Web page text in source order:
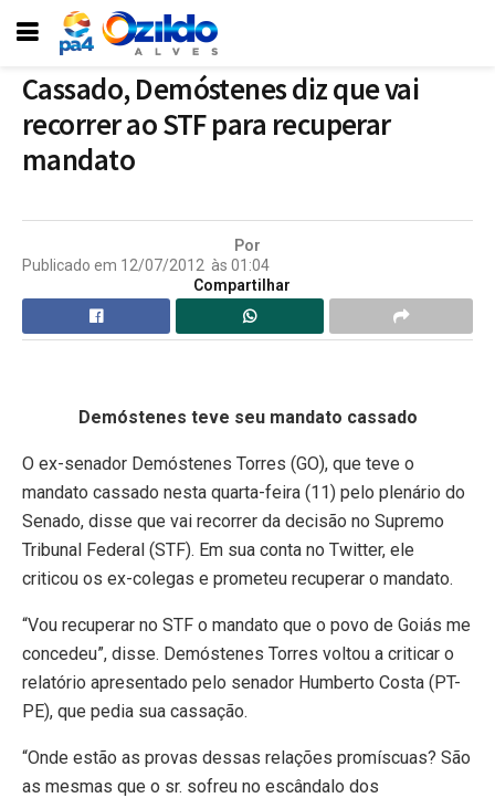
Cassado, Demóstenes diz que vai
recorrer ao STF para recuperar
mandato
Por
Publicado em 12/07/2012 às 01:04
Compartilhar
Demóstenes teve seu mandato cassado
O ex-senador Demóstenes Torres (GO), que teve o
mandato cassado nesta quarta-feira (11) pelo plenário do
Senado, disse que vai recorrer da decisão no Supremo
Tribunal Federal (STF). Em sua conta no Twitter, ele
criticou os ex-colegas e prometeu recuperar o mandato.
“Vou recuperar no STF o mandato que o povo de Goiás me
concedeu”, disse. Demóstenes Torres voltou a criticar o
relatório apresentado pelo senador Humberto Costa (PT-
PE), que pedia sua cassação.
“Onde estão as provas dessas relações promíscuas? São
as mesmas que o sr. sofreu no escândalo dos